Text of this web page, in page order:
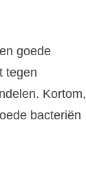
goede
tegen
Kortom,
bacteriën